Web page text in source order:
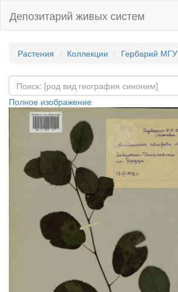
Депозитарий живых систем
Растения Коллекции Гербарий МГУ
Полное изображение